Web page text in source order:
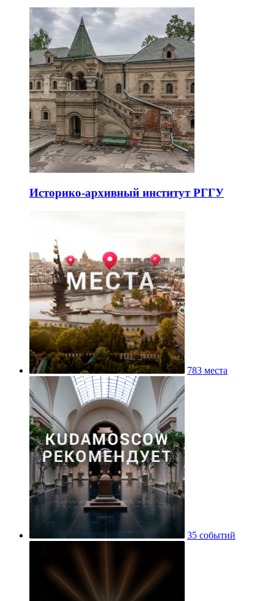
Историко-архивный институт РГГУ
783 места
35 событий